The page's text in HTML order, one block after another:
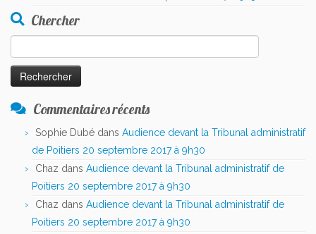
Chercher
Commentaires récents
Sophie Dubé dans Audience devant la Tribunal administratif
de Poitiers 20 septembre 2017 à 9h30
Chaz dans Audience devant la Tribunal administratif de
Poitiers 20 septembre 2017 à 9h30
Chaz dans Audience devant la Tribunal administratif de
Poitiers 20 septembre 2017 à 9h30